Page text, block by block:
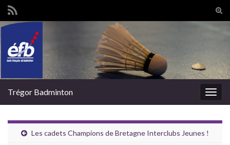
Trégor Badminton
Les cadets Champions de Bretagne Interclubs Jeunes !